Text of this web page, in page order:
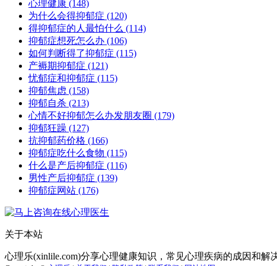
心理健康 (148)
为什么会得抑郁症 (120)
得抑郁症的人最怕什么 (114)
抑郁症想死怎么办 (106)
如何判断得了抑郁症 (115)
产褥期抑郁症 (121)
忧郁症和抑郁症 (115)
抑郁焦虑 (158)
抑郁自杀 (213)
心情不好抑郁怎么办发朋友圈 (179)
抑郁狂躁 (127)
抗抑郁药价格 (166)
抑郁症吃什么食物 (115)
什么是产后抑郁症 (116)
男性产后抑郁症 (139)
抑郁症网站 (176)
关于本站
心理乐(xinlile.com)分享心理健康知识，常见心理疾病的成因和解